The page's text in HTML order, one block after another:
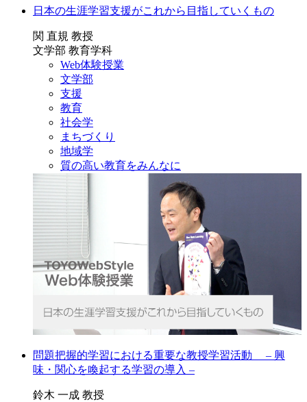
日本の生涯学習支援がこれから目指していくもの
関 直規 教授
文学部 教育学科
Web体験授業
文学部
支援
教育
社会学
まちづくり
地域学
質の高い教育をみんなに
問題把握的学習における重要な教授学習活動 – 興
味・関心を喚起する学習の導入 –
鈴木 一成 教授